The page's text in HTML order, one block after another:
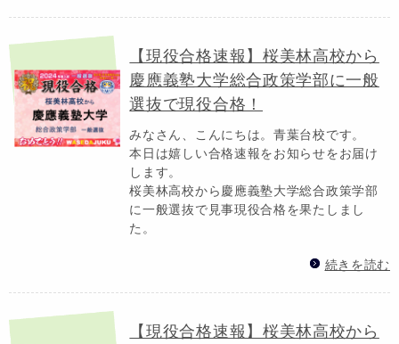
【現役合格速報】桜美林高校から
慶應義塾大学総合政策学部に一般
選抜で現役合格！
みなさん、こんにちは。青葉台校です。
本日は嬉しい合格速報をお知らせをお届け
します。
桜美林高校から慶應義塾大学総合政策学部
に一般選抜で見事現役合格を果たしまし
た。
続きを読む
【現役合格速報】桜美林高校から